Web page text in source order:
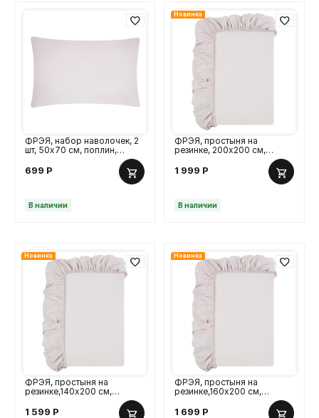
ФРЭЯ, набор наволочек, 2
шт, 50х70 см, поплин,
699 Р
В наличии
Новинка
ФРЭЯ, простыня на
резинке, 200х200 см,
1 999 Р
В наличии
Новинка
ФРЭЯ, простыня на
резинке,140х200 см,
1 599 Р
Новинка
ФРЭЯ, простыня на
резинке,160х200 см,
1 699 Р